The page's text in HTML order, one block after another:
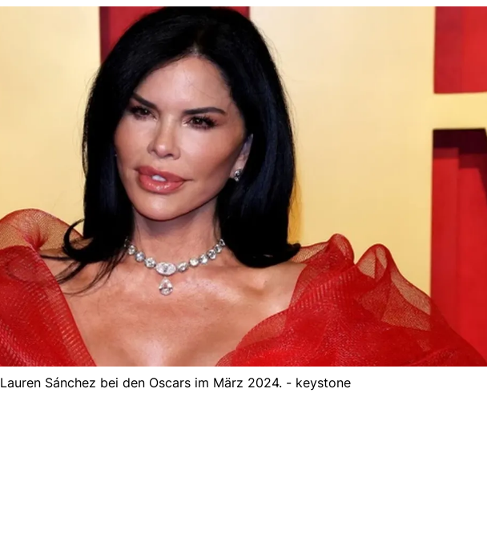
Lauren Sánchez bei den Oscars im März 2024. - keystone